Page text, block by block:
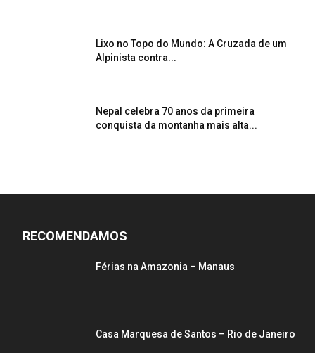
Lixo no Topo do Mundo: A Cruzada de um
Alpinista contra...
Nepal celebra 70 anos da primeira
conquista da montanha mais alta...
RECOMENDAMOS
Férias na Amazonia – Manaus
Casa Marquesa de Santos – Rio de Janeiro